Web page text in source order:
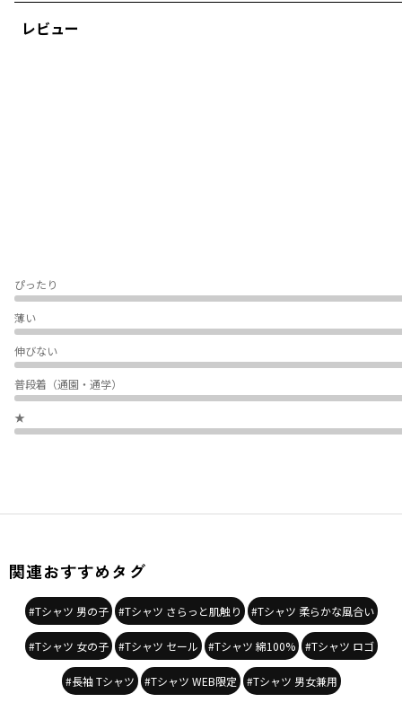
レビュー
ぴったり
薄い
伸びない
普段着（通園・通学）
★
92オフホワイト/ややあり
モデル：身長94cm 体重14kg
サイズ：サイズ110
ブランド ／DRC branshes
シーズン
カテゴリ
／トップス>長袖Tシャツ・7分袖Tシャツ
カラー
／イエロー
関連おすすめタグ
#Tシャツ 男の子 #Tシャツ さらっと肌触り #Tシャツ 柔らかな風合い
#Tシャツ 女の子 #Tシャツ セール #Tシャツ 綿100% #Tシャツ ロゴ
#長袖 Tシャツ #Tシャツ WEB限定 #Tシャツ 男女兼用